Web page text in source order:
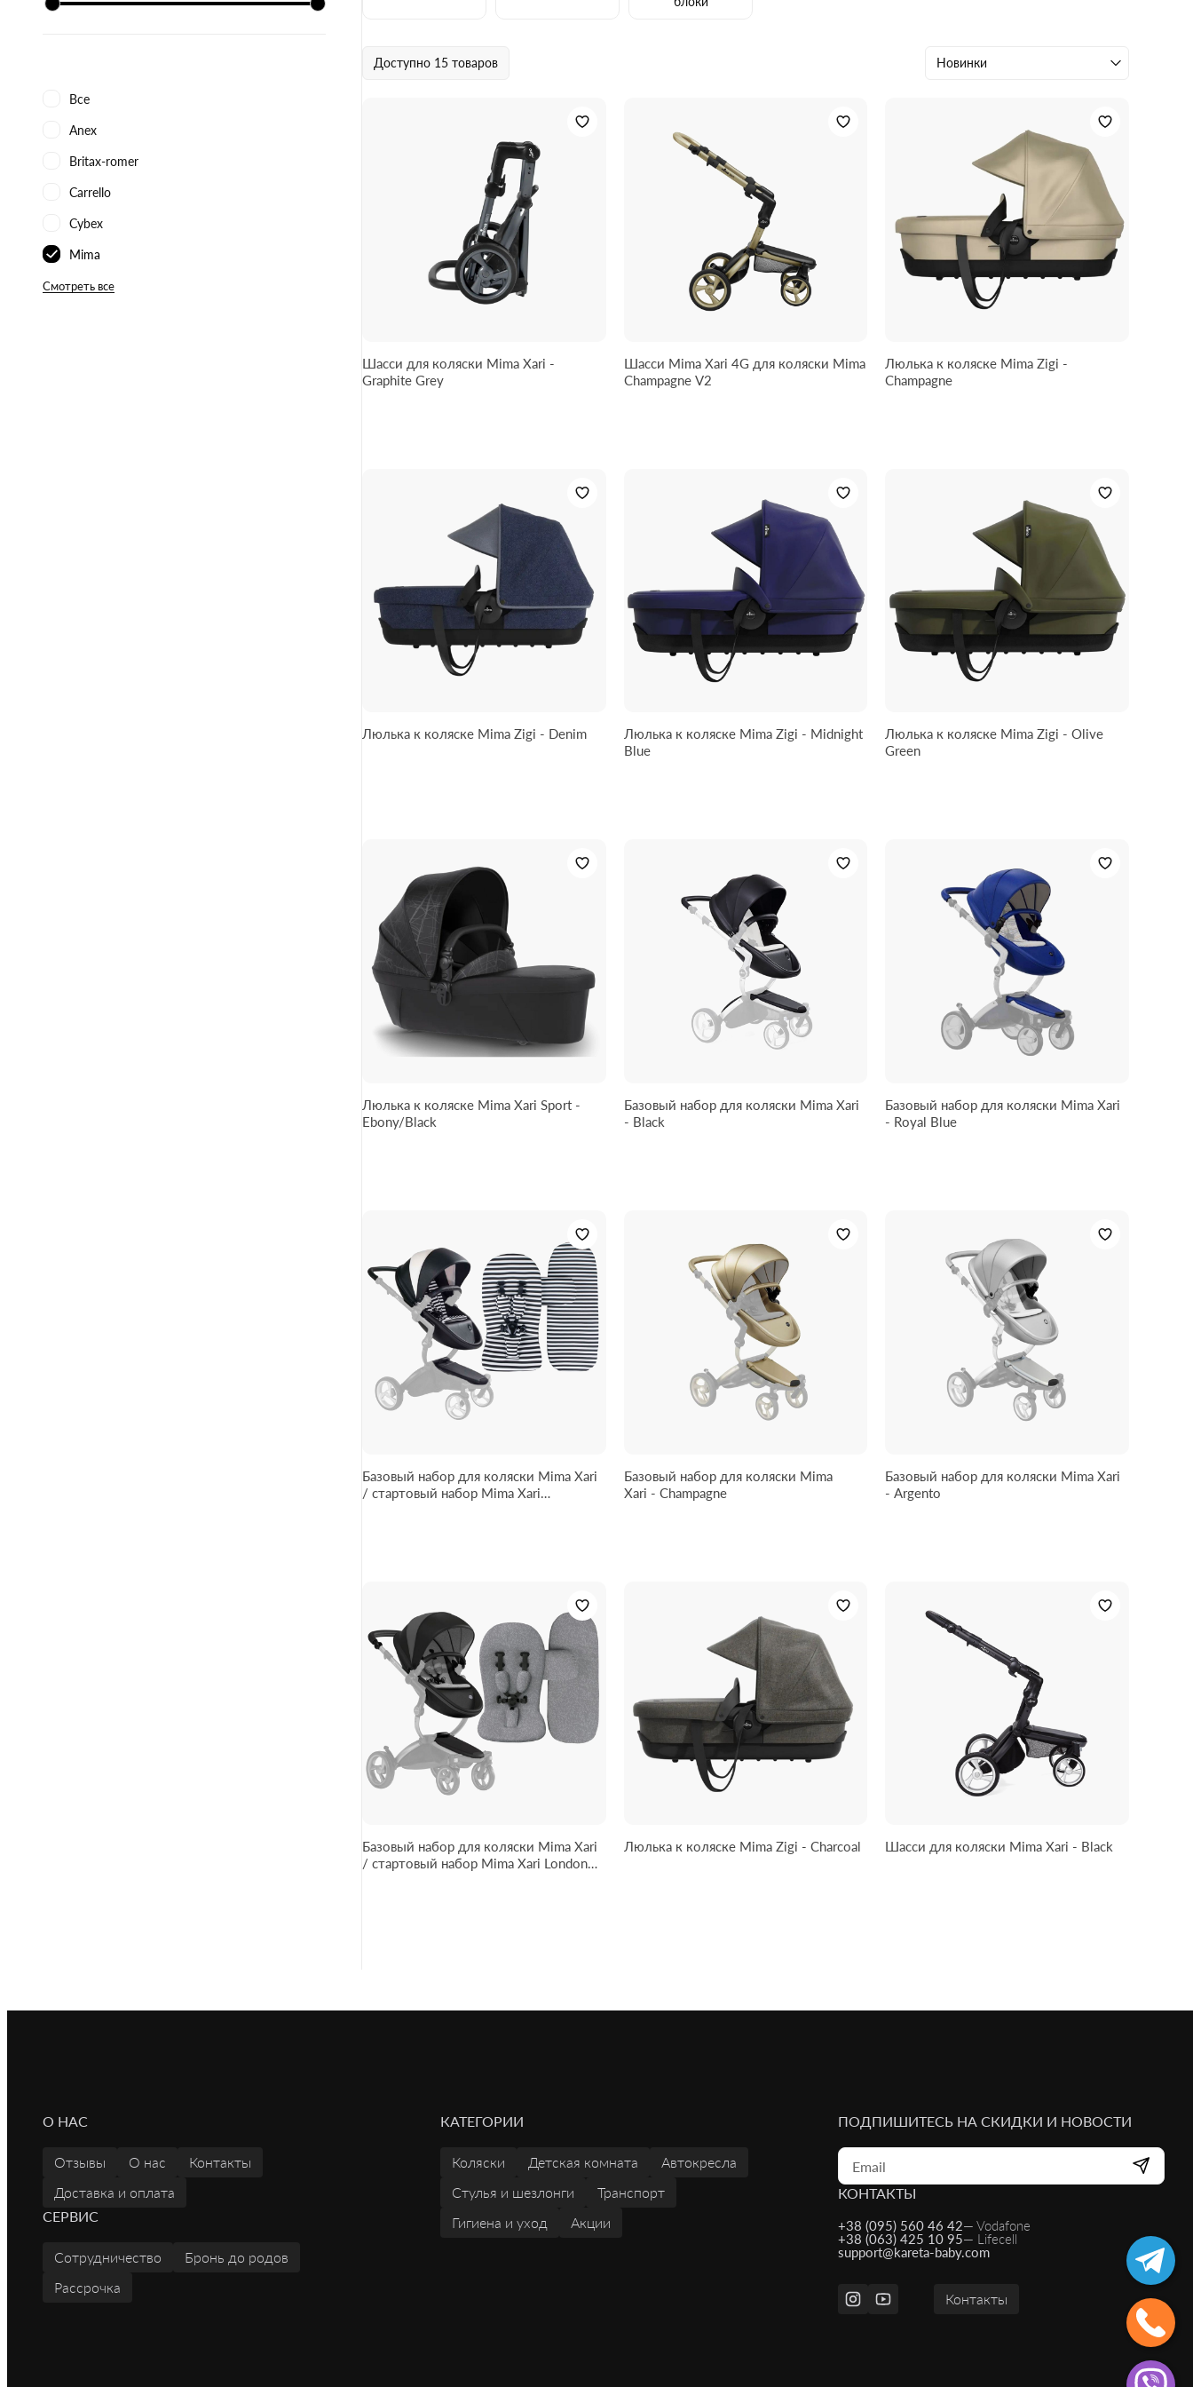
Все
Anex
Britax-romer
Carrello
Cybex
Mima
Смотреть все
Доступно 15 товаров Новинки
Шасси для коляски Mima Xari -
Graphite Grey
Шасси Mima Xari 4G для коляски Mima
Champagne V2
Люлька к коляске Mima Zigi -
Champagne
Люлька к коляске Mima Zigi - Denim
Люлька к коляске Mima Zigi - Midnight
Blue
Люлька к коляске Mima Zigi - Olive
Green
Люлька к коляске Mima Xari Sport -
Ebony/Black
Базовый набор для коляски Mima Xari
- Black
Базовый набор для коляски Mima Xari
- Royal Blue
Базовый набор для коляски Mima Xari
/ стартовый набор Mima Xari
Базовый набор для коляски Mima
Xari - Champagne
Базовый набор для коляски Mima Xari
- Argento
Базовый набор для коляски Mima Xari
/ стартовый набор Mima Xari London
Люлька к коляске Mima Zigi - Charcoal Шасси для коляски Mima Xari - Black
О НАС
Отзывы О нас
Контакты
Доставка и оплата
СЕРВИС
Сотрудничество
Бронь до родов
Рассрочка
КАТЕГОРИИ
Коляски Детская комната
Автокресла
Стулья и шезлонги
Транспорт
Гигиена и уход
Акции
ПОДПИШИТЕСЬ НА СКИДКИ И НОВОСТИ
КОНТАКТЫ
+38 (095) 560 46 42— Vodafone
+38 (063) 425 10 95— Lifecell
support@kareta-baby.com
Контакты